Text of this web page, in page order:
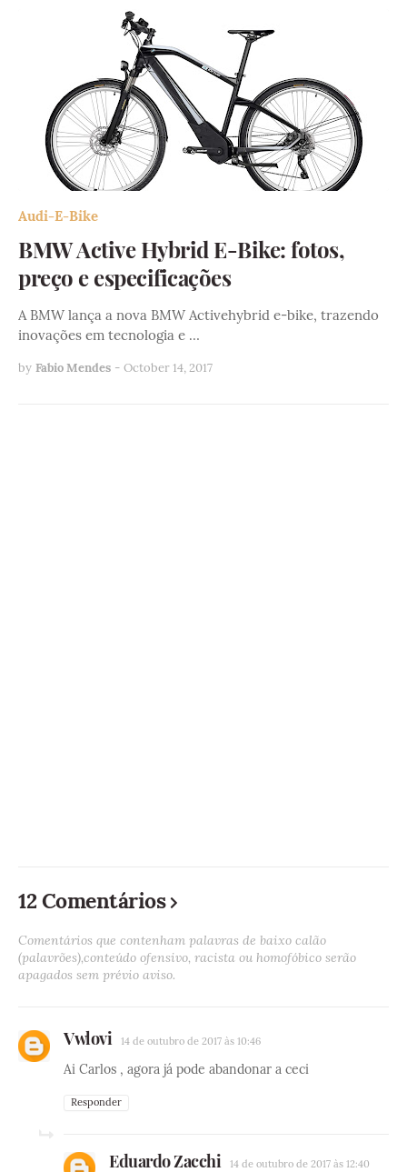
Audi-E-Bike
BMW Active Hybrid E-Bike: fotos,
preço e especificações
A BMW lança a nova BMW Activehybrid e-bike, trazendo
inovações em tecnologia e …
by Fabio Mendes - October 14, 2017
12 Comentários
Comentários que contenham palavras de baixo calão
(palavrões),conteúdo ofensivo, racista ou homofóbico serão
apagados sem prévio aviso.
Vwlovi 14 de outubro de 2017 às 10:46
Ai Carlos , agora já pode abandonar a ceci
Responder
Eduardo Zacchi 14 de outubro de 2017 às 12:40